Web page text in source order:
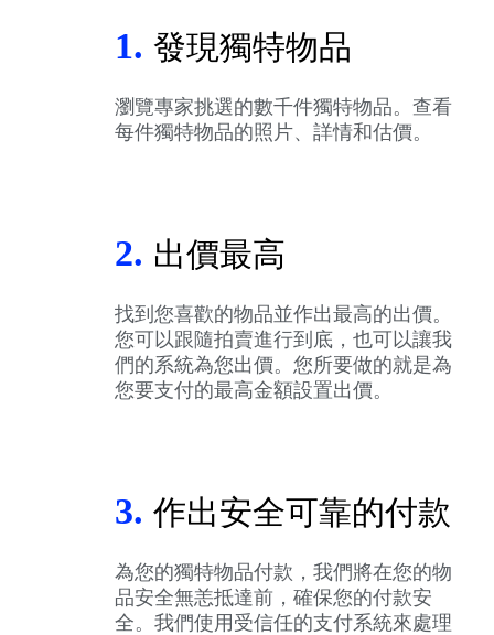
1. 發現獨特物品
瀏覽專家挑選的數千件獨特物品。查看
每件獨特物品的照片、詳情和估價。
2. 出價最高
找到您喜歡的物品並作出最高的出價。
您可以跟隨拍賣進行到底，也可以讓我
們的系統為您出價。您所要做的就是為
您要支付的最高金額設置出價。
3. 作出安全可靠的付款
為您的獨特物品付款，我們將在您的物
品安全無恙抵達前，確保您的付款安
全。我們使用受信任的支付系統來處理